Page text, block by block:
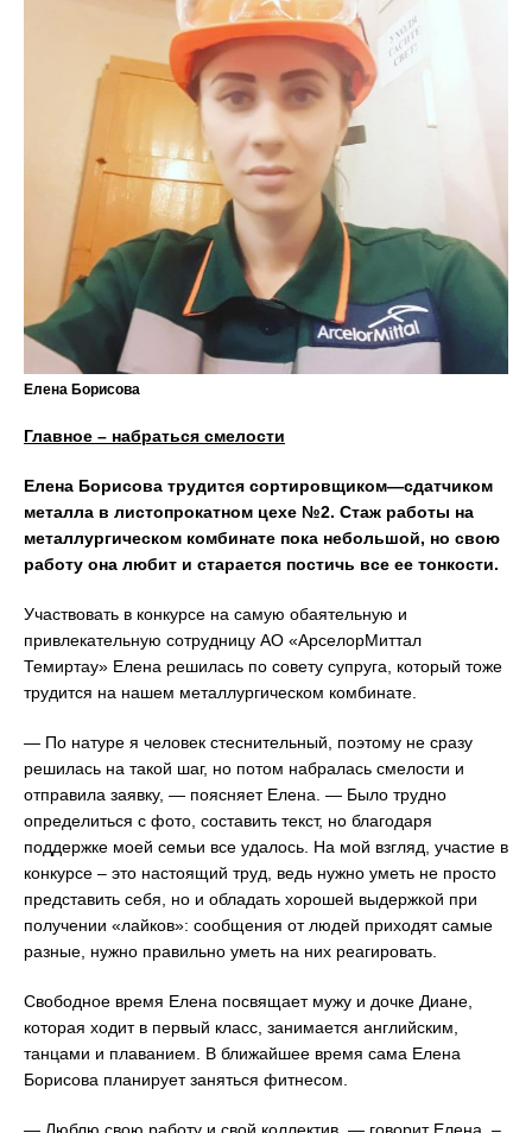
Елена Борисова
Главное – набраться смелости
Елена Борисова трудится сортировщиком—сдатчиком
металла в листопрокатном цехе №2. Стаж работы на
металлургическом комбинате пока небольшой, но свою
работу она любит и старается постичь все ее тонкости.
Участвовать в конкурсе на самую обаятельную и
привлекательную сотрудницу АО «АрселорМиттал
Темиртау» Елена решилась по совету супруга, который тоже
трудится на нашем металлургическом комбинате.
— По натуре я человек стеснительный, поэтому не сразу
решилась на такой шаг, но потом набралась смелости и
отправила заявку, — поясняет Елена. — Было трудно
определиться с фото, составить текст, но благодаря
поддержке моей семьи все удалось. На мой взгляд, участие в
конкурсе – это настоящий труд, ведь нужно уметь не просто
представить себя, но и обладать хорошей выдержкой при
получении «лайков»: сообщения от людей приходят самые
разные, нужно правильно уметь на них реагировать.
Свободное время Елена посвящает мужу и дочке Диане,
которая ходит в первый класс, занимается английским,
танцами и плаванием. В ближайшее время сама Елена
Борисова планирует заняться фитнесом.